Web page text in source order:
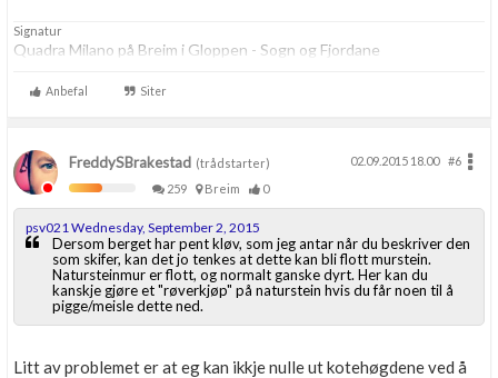
Signatur
Quadra Milano på Breim i Gloppen - Sogn og Fjordane
Anbefal Siter
FreddySBrakestad (trådstarter) 02.09.2015 18.00
#6
259
Breim 0
psv021 Wednesday, September 2, 2015
Dersom berget har pent kløv, som jeg antar når du beskriver den
som skifer, kan det jo tenkes at dette kan bli flott murstein.
Natursteinmur er flott, og normalt ganske dyrt. Her kan du
kanskje gjøre et "røverkjøp" på naturstein hvis du får noen til å
pigge/meisle dette ned.
Litt av problemet er at eg kan ikkje nulle ut kotehøgdene ved å